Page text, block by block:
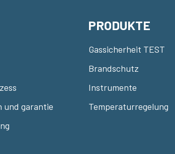
und garantie
PRODUKTE
Gassicherheit TEST
Brandschutz
Instrumente
Temperaturregelung